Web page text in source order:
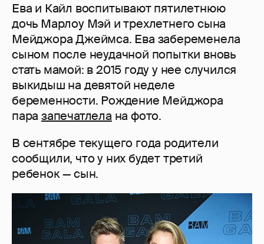
Ева и Кайл воспитывают пятилетнюю
дочь Марлоу Мэй и трехлетнего сына
Мейджора Джеймса. Ева забеременела
сыном после неудачной попытки вновь
стать мамой: в 2015 году у нее случился
выкидыш на девятой неделе
беременности. Рождение Мейджора
пара запечатлела на фото.
В сентябре текущего года родители
сообщили, что у них будет третий
ребенок — сын.